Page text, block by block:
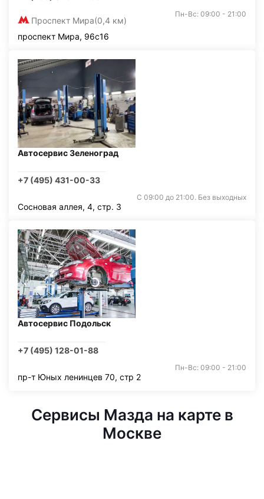
Проспект Мира(0,4 км)
Пн-Вс: 09:00 - 21:00
проспект Мира, 96с16
Автосервис Зеленоград
+7 (495) 431-00-33
С 09:00 до 21:00. Без выходных
Сосновая аллея, 4, стр. 3
Автосервис Подольск
+7 (495) 128-01-88
Пн-Вс: 09:00 - 21:00
пр-т Юных ленинцев 70, стр 2
Сервисы Мазда на карте в
Москве